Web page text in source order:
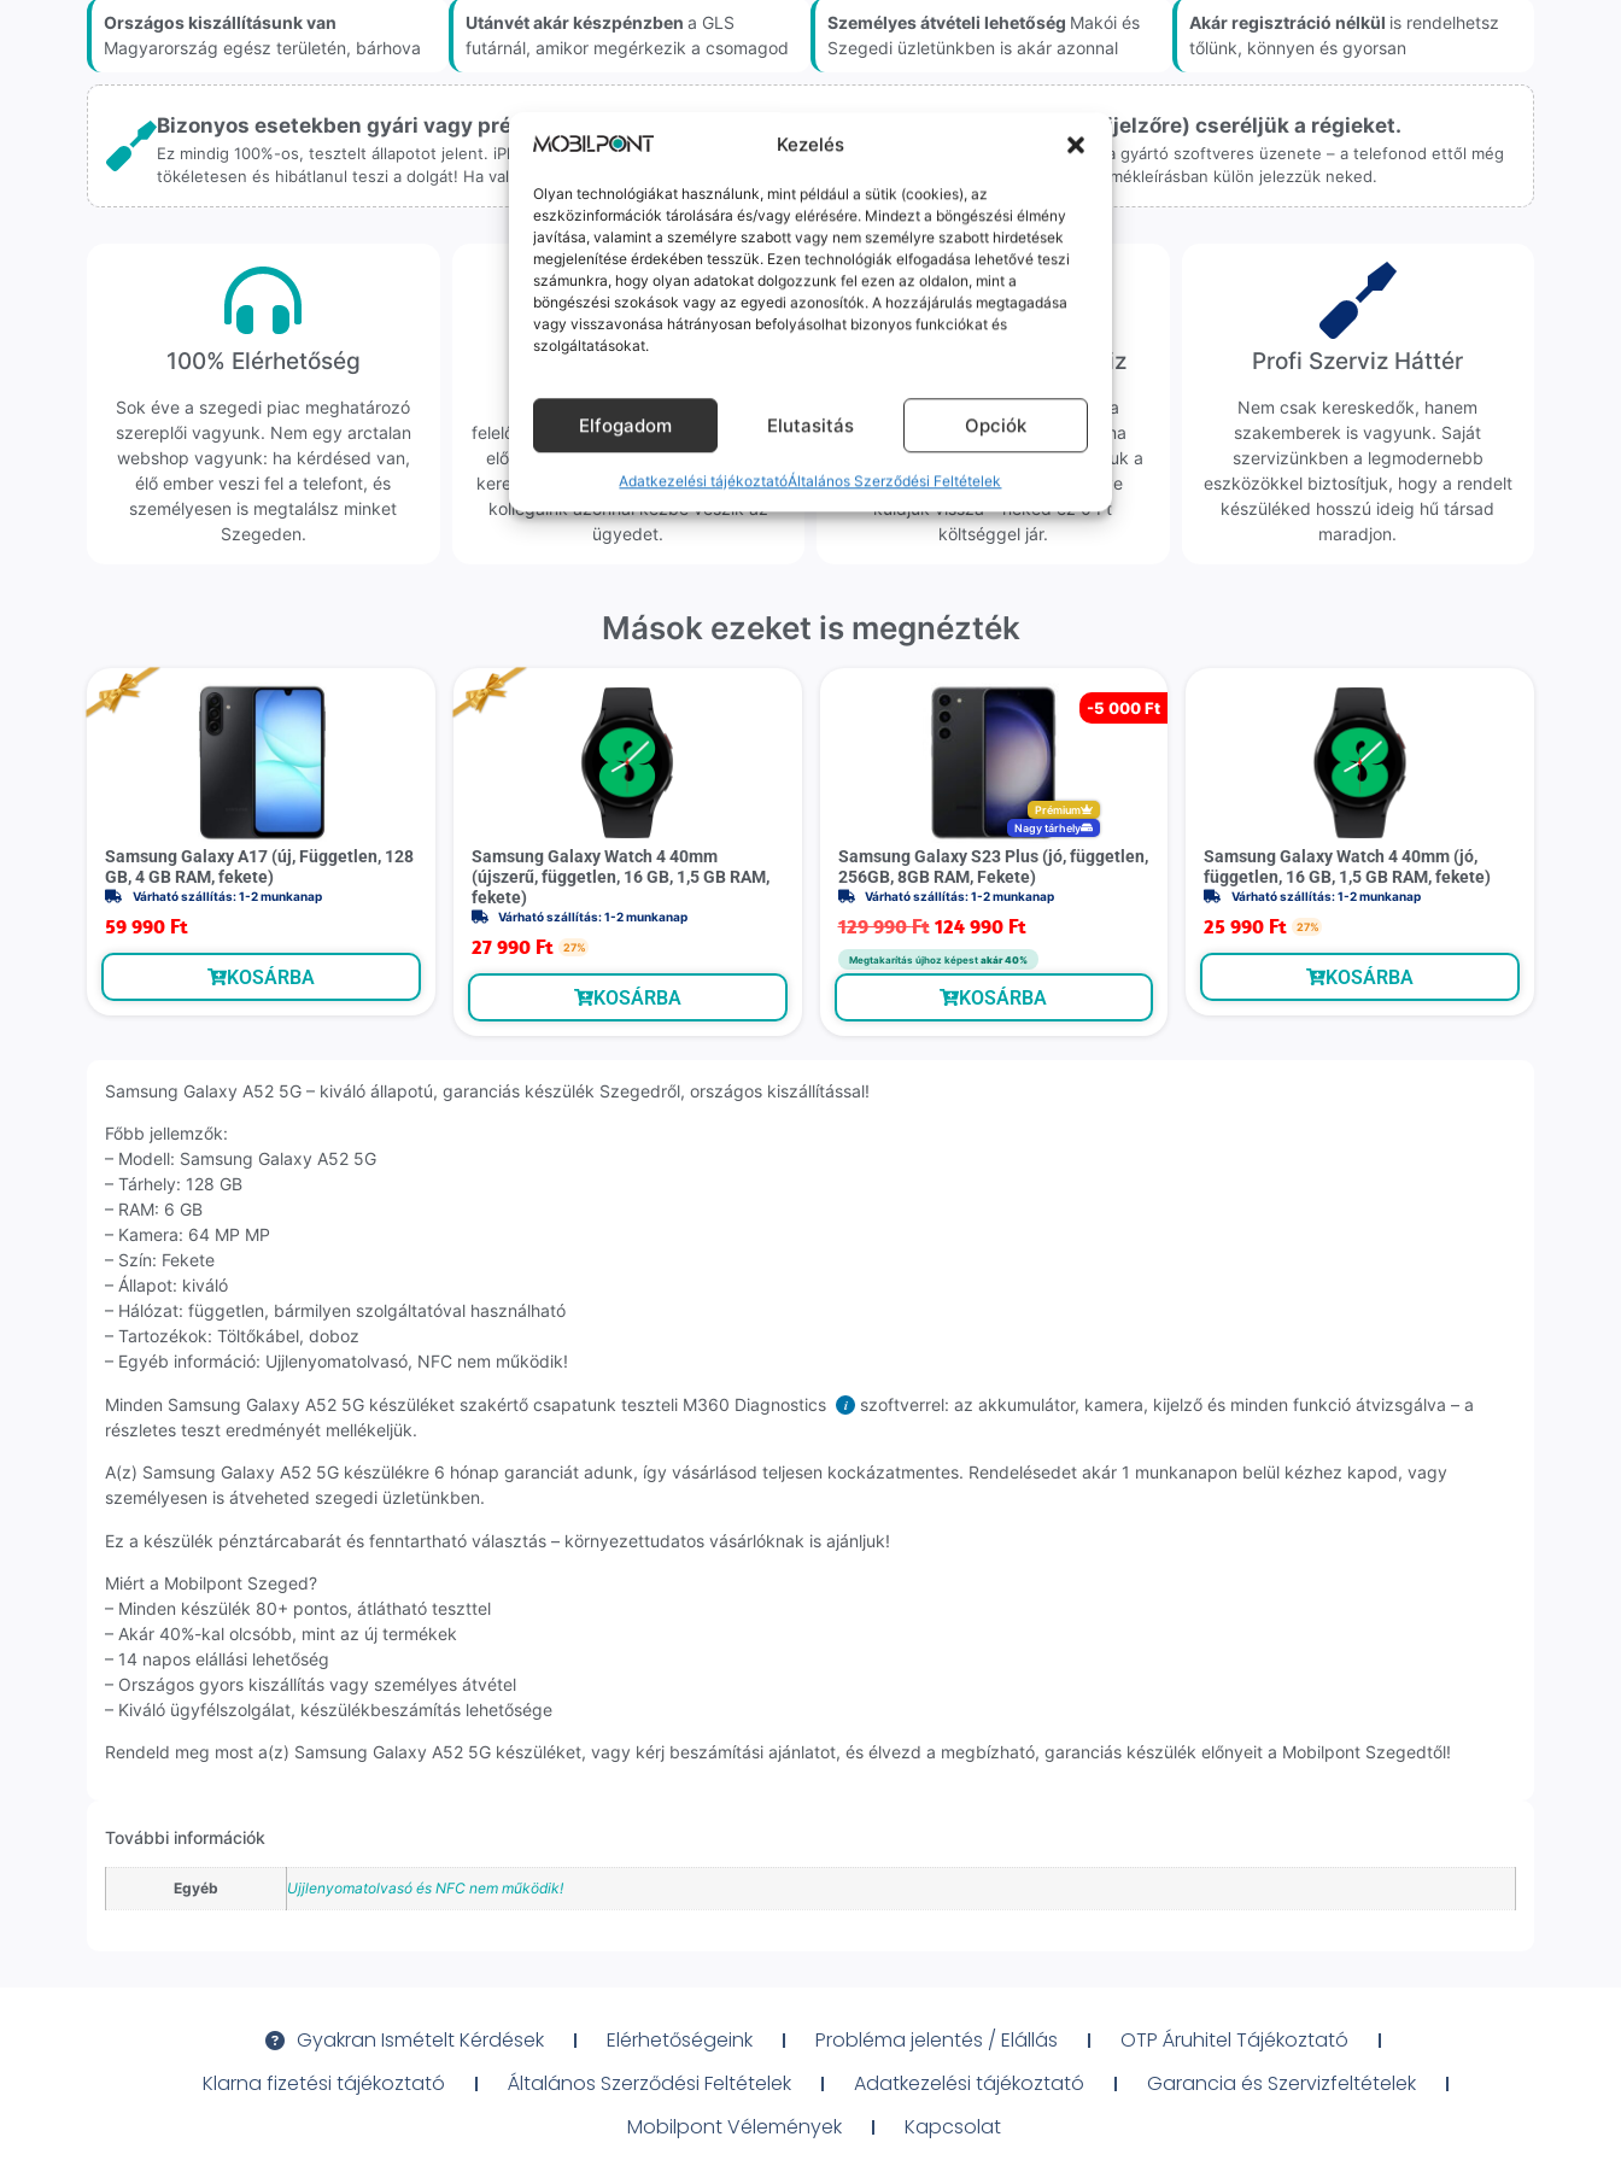
Kezelés
Olyan technológiákat használunk, mint például a sütik (cookies), az
eszközinformációk tárolására és/vagy elérésére. Mindezt a böngészési élmény
javítása, valamint a személyre szabott vagy nem személyre szabott hirdetések
megjelenítése érdekében tesszük. Ezen technológiák elfogadása lehetővé teszi
számunkra, hogy olyan adatokat dolgozzunk fel ezen az oldalon, mint a
böngészési szokások vagy az egyedi azonosítók. A hozzájárulás megtagadása
vagy visszavonása hátrányosan befolyásolhat bizonyos funkciókat és
szolgáltatásokat.
Elfogadom Elutasitás Opciók
Adatkezelési tájékoztatóÁltalános Szerződési Feltételek
Országos kiszállításunk van
Magyarország egész területén, bárhova
Utánvét akár készpénzben a GLS
futárnál, amikor megérkezik a csomagod
Személyes átvételi lehetőség Makói és
Szegedi üzletünkben is akár azonnal
Akár regisztráció nélkül is rendelhetsz
tőlünk, könnyen és gyorsan
Bizonyos esetekben gyári vagy prémium minőségű alkatrészekre (pl. új akkumulátorra vagy kijelzőre) cseréljük a régieket.
Ez mindig 100%-os, tesztelt állapotot jelent. iPhone-oknál előfordulhat az "Ismeretlen alkatrész" jelzés, de ne aggódj, ez csak a gyártó szoftveres üzenete – a telefonod ettől még
tökéletesen és hibátlanul teszi a dolgát! Ha valahol (pl. Samsung S-széria) a gyárinál rosszabb minőségű az alkatrész, azt a termékleírásban külön jelezzük neked.
100% Elérhetőség
Sok éve a szegedi piac meghatározó
szereplői vagyunk. Nem egy arctalan
webshop vagyunk: ha kérdésed van,
élő ember veszi fel a telefont, és
személyesen is megtalálsz minket
Szegeden.
Korrekt Ügyintézés
Hibázni emberi dolog, de a
felelősségvállalás nálunk alap. Ha ritkán
előfordul egy hiba, nem kifogásokat
keresünk, hanem megoldást. Szakértő
kollégáink azonnal kézbe veszik az
ügyedet.
Ingyenes Futár & Szerviz
Ha messze laksz, mi megyünk a
készülékért. Garanciális probléma
esetén küldjük a futárt, bevizsgáljuk a
telefont, és javítva vagy cserélve
küldjük vissza – neked ez 0 Ft
költséggel jár.
Profi Szerviz Háttér
Nem csak kereskedők, hanem
szakemberek is vagyunk. Saját
szervizünkben a legmodernebb
eszközökkel biztosítjuk, hogy a rendelt
készüléked hosszú ideig hű társad
maradjon.
Mások ezeket is megnézték
Samsung Galaxy A17 (új, Független, 128
GB, 4 GB RAM, fekete)
Várható szállítás: 1-2 munkanap
59 990 Ft
KOSÁRBA
Samsung Galaxy Watch 4 40mm
(újszerű, független, 16 GB, 1,5 GB RAM,
fekete)
Várható szállítás: 1-2 munkanap
27 990 Ft 27%
KOSÁRBA
-5 000 Ft
Prémium
Nagy tárhely
Samsung Galaxy S23 Plus (jó, független,
256GB, 8GB RAM, Fekete)
Várható szállítás: 1-2 munkanap
129 990Ft 124 990 Ft
Megtakarítás újhoz képest akár 40%
KOSÁRBA
Samsung Galaxy Watch 4 40mm (jó,
független, 16 GB, 1,5 GB RAM, fekete)
Várható szállítás: 1-2 munkanap
25 990 Ft 27%
KOSÁRBA
Samsung Galaxy A52 5G – kiváló állapotú, garanciás készülék Szegedről, országos kiszállítással!
Főbb jellemzők:
– Modell: Samsung Galaxy A52 5G
– Tárhely: 128 GB
– RAM: 6 GB
– Kamera: 64 MP MP
– Szín: Fekete
– Állapot: kiváló
– Hálózat: független, bármilyen szolgáltatóval használható
– Tartozékok: Töltőkábel, doboz
– Egyéb információ: Ujjlenyomatolvasó, NFC nem működik!
Minden Samsung Galaxy A52 5G készüléket szakértő csapatunk teszteli M360 Diagnostics i
szoftverrel: az akkumulátor, kamera, kijelző és minden funkció átvizsgálva – a
részletes teszt eredményét mellékeljük.
A(z) Samsung Galaxy A52 5G készülékre 6 hónap garanciát adunk, így vásárlásod teljesen kockázatmentes. Rendelésedet akár 1 munkanapon belül kézhez kapod, vagy
személyesen is átveheted szegedi üzletünkben.
Ez a készülék pénztárcabarát és fenntartható választás – környezettudatos vásárlóknak is ajánljuk!
Miért a Mobilpont Szeged?
– Minden készülék 80+ pontos, átlátható teszttel
– Akár 40%-kal olcsóbb, mint az új termékek
– 14 napos elállási lehetőség
– Országos gyors kiszállítás vagy személyes átvétel
– Kiváló ügyfélszolgálat, készülékbeszámítás lehetősége
Rendeld meg most a(z) Samsung Galaxy A52 5G készüléket, vagy kérj beszámítási ajánlatot, és élvezd a megbízható, garanciás készülék előnyeit a Mobilpont Szegedtől!
További információk
Egyéb Ujjlenyomatolvasó és NFC nem működik!
Gyakran Ismételt Kérdések Elérhetőségeink Probléma jelentés / Elállás
OTP Áruhitel Tájékoztató
Klarna fizetési tájékoztató
Általános Szerződési Feltételek Adatkezelési tájékoztató
Garancia és Szervizfeltételek
Mobilpont Vélemények
Kapcsolat